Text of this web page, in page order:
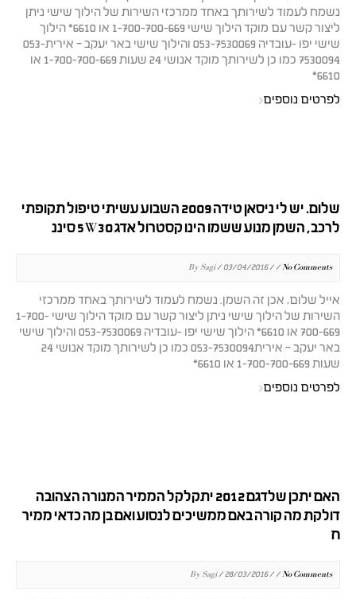
נשמח לעמוד לשירותך באחד ממרכזי השירות של הילוך שישי ניתן
ליצור קשר עם מוקד הילוך שישי 1-700-700-669 או 6610* הילוך
שישי יפו -עובדיה 053-7530069 והילוך שישי באר יעקב – אירית053-
7530094 כמו כן לשירותך מוקד אנושי 24 שעות 1-700-700-669 או
6610*
לפרטים נוספים
שלום. יש לי ניסאן טידה 2009 השבוע עשיתי טיפול תקופתי
לרכב, השמן מנוע ששמו הינו קסטרול אדג 5W30 סיננ
By Sagi / 03/04/2016 / /No Comments
אייל שלום, אכן זה השמן. נשמח לעמוד לשירותך באחד ממרכזי
השירות של הילוך שישי ניתן ליצור קשר עם מוקד הילוך שישי 1-700-
700-669 או 6610* הילוך שישי יפו -עובדיה 053-7530069 והילוך שישי
באר יעקב – אירית053-7530094 כמו כן לשירותך מוקד אנושי 24
שעות 1-700-700-669 או 6610*
לפרטים נוספים
האם יתכן שלדגם 2012 יתקלקל הממיר המנורה הצהובה
דולקת מה קורה באם ממשיכים לנסוע ואם בן מה כדאי ממיר
ח
By Sagi / 28/03/2016 / /No Comments